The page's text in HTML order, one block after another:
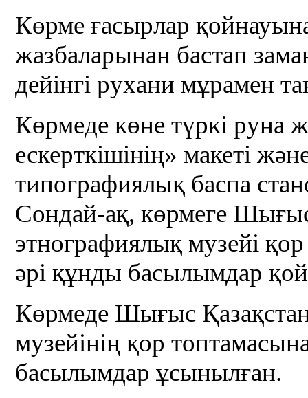
Көрме ғасырлар
жазбаларынан бастап
дейінгі рухани мұрамен
Көрмеде көне түркі руна
ескерткішінің» макеті
типографиялық баспа
Сондай-ақ, көрмеге
этнографиялық музейі
әрі құнды басылымдар
Көрмеде Шығыс
музейінің қор
басылымдар ұсынылған.